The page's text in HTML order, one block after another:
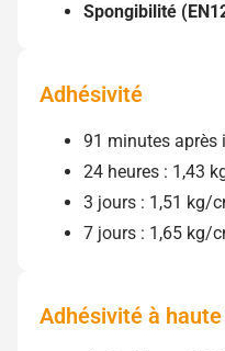
Spongibilité
Adhésivité
91 minutes
24 heures : 1,43
3 jours : 1,51 kg/
7 jours : 1,65 kg/
Adhésivité à